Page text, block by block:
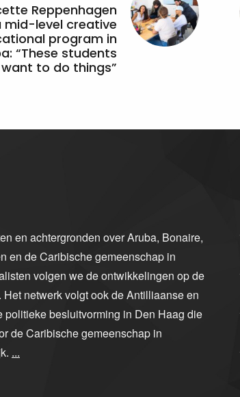
Reppenhagen
level creative
program in
“These students
to do things”
en achtergronden over Aruba, Bonaire,
en de Caribische gemeenschap in
volgen we de ontwikkelingen op de
netwerk volgt ook de Antilliaanse en
besluitvorming in Den Haag die
de Caribische gemeenschap in
...